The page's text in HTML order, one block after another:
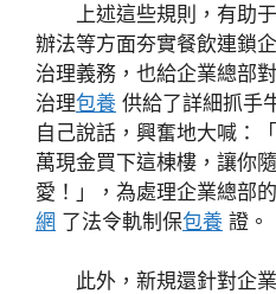
上述這些規則，有助
辦法等方面夯實餐飲連鎖
治理義務，也給企業總部
治理包養 供給了詳細抓手
自己說話，興奮地大喊：
萬現金買下這棟樓，讓你
愛！」，為處理企業總部
網 了法令軌制保包養 證。
此外，新規還針對企